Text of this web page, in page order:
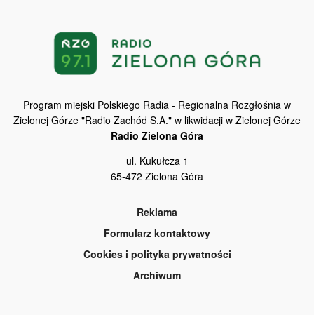
Program miejski Polskiego Radia - Regionalna Rozgłośnia w
Zielonej Górze "Radio Zachód S.A." w likwidacji w Zielonej Górze
Radio Zielona Góra
ul. Kukułcza 1
65-472 Zielona Góra
Reklama
Formularz kontaktowy
Cookies i polityka prywatności
Archiwum